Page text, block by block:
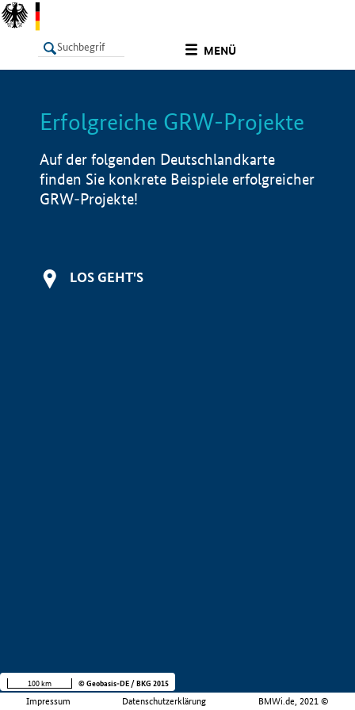
MENÜ
LISTE Info
Erfolgreiche GRW-Projekte
Auf der folgenden Deutschlandkarte
finden Sie konkrete Beispiele erfolgreicher
GRW-Projekte!
LOS GEHT'S
Impressum Datenschutzerklärung BMWi.de, 2021 ©
100 km © Geobasis-DE / BKG 2015